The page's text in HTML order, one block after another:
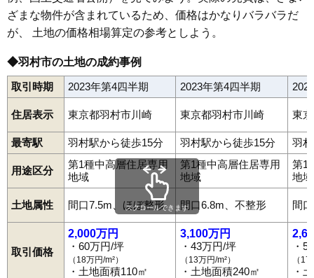
ざまな物件が含まれているため、価格はかなりバラバラだ
が、 土地の価格相場算定の参考としよう。
◆羽村市の土地の成約事例
取引時期 2023年第4四半期 2023年第4四半期
住居表示 東京都羽村市川崎 東京都羽村市川崎 東
最寄駅 羽村駅から徒歩15分 羽村駅から徒歩15分 羽
用途区分
第1種中高層住居専用
地域
第1種中高層住居専用
地域
第1
地域
土地属性 間口7.5m、ほぼ整形 間口6.8m、不整形 間
取引価格
2,000万円
・60万円/坪
（18万円/m²）
・土地面積110㎡
3,100万円
・43万円/坪
（13万円/m²）
・土地面積240㎡
・
（
・
スクロールできます
小作台川崎五ノ神栄町 神明台 羽 羽加美羽中羽西 羽東
富士見平双葉町緑ケ丘
羽村駅小作駅